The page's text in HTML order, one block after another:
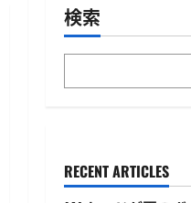
検索
RECENT ARTICLES